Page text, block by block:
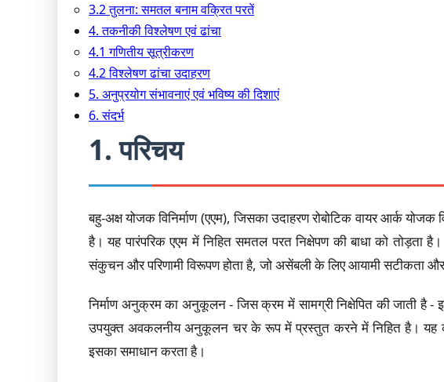
3.2 तुलना: समतल बनाम वक्रित परतें
4. तकनीकी विश्लेषण एवं ढांचा
4.1 गणितीय सूत्रीकरण
4.2 विश्लेषण ढांचा उदाहरण
5. अनुप्रयोग संभावनाएं एवं भविष्य की दिशाएं
6. संदर्भ
1. परिचय
बहु-अक्ष योजक विनिर्माण (एएम), जिसका उदाहरण रोबोटिक वायर आर्क
है। यह पारंपरिक एएम में निहित समतल परत निक्षेपण की बाधा को तोड़ता
संकुचन और परिणामी विरूपण होता है, जो असेंबली के लिए आयामी सटीकता
निर्माण अनुक्रम का अनुकूलन - जिस क्रम में सामग्री निक्षेपित की जाती है
उपयुक्त अवकलनीय अनुकूलन चर के रूप में प्रस्तुत करने में निहित है। यह
इसका समाधान करता है।